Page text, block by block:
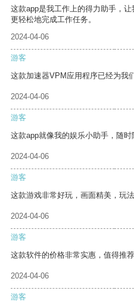
这款app是我工作上的得力助手，
更轻松地完成工作任务。
2024-04-06
游客
这款加速器VPM应用程序已经为我
2024-04-06
游客
这款app就像我的娱乐小助手，随时
2024-04-06
游客
这款游戏非常好玩，画面精美，玩法
2024-04-06
游客
这款软件的价格非常实惠，值得推荐
2024-04-06
游客